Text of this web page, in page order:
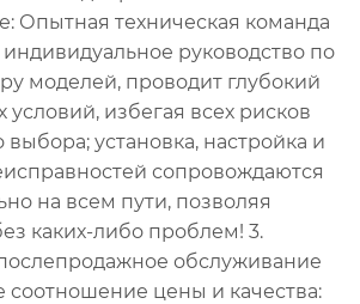
Опытная техническая команда
руководство по
моделей, проводит глубокий
условий, избегая всех рисков
установка, настройка и
сопровождаются
на всем пути, позволяя
каких-либо проблем! 3.
обслуживание
соотношение цены и качества: